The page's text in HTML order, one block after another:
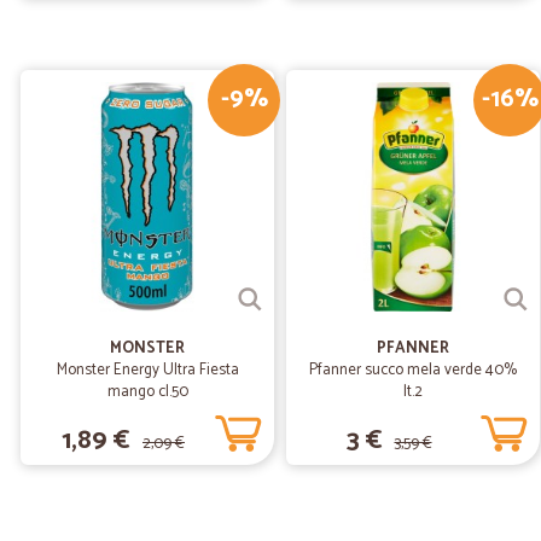
-9%
MONSTER
Monster Energy Ultra Fiesta
mango cl.50
1,89 € 2,09 €
-16%
PFANNER
Pfanner succo mela verde 40%
lt.2
3 € 3,59 €